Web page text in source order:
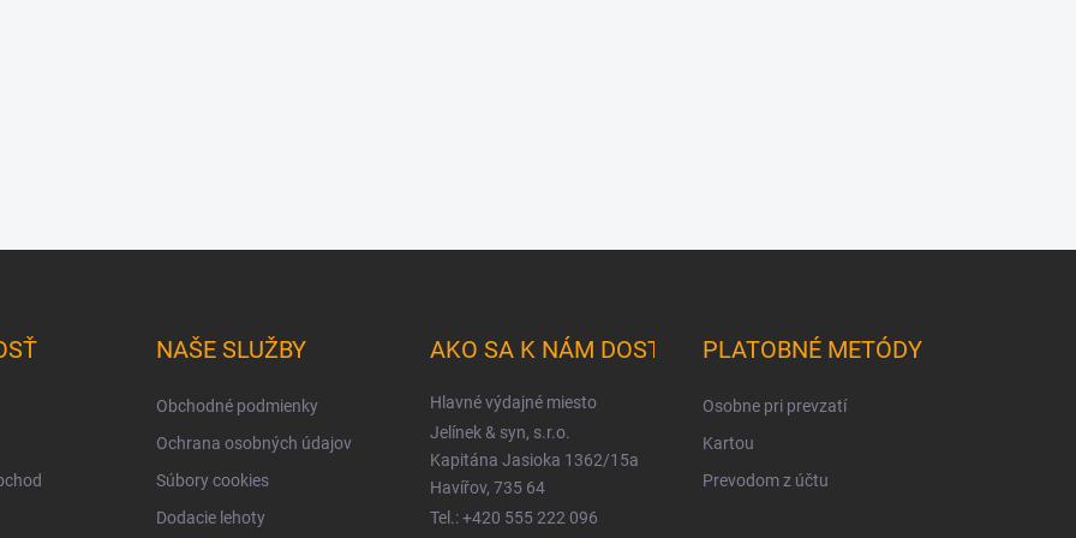
NAŠE SLUŽBY
Obchodné podmienky
Ochrana osobných údajov
Súbory cookies
Dodacie lehoty
AKO SA K NÁM DOSTANETE
Hlavné výdajné miesto
Jelínek & syn, s.r.o.
Kapitána Jasioka 1362/15a
Havířov, 735 64
Tel.: +420 555 222 096
PLATOBNÉ METÓDY
Osobne pri prevzatí
Kartou
Prevodom z účtu